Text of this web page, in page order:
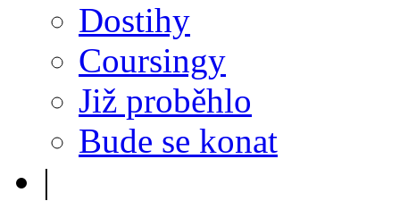
Dostihy
Coursingy
Již proběhlo
Bude se konat
|